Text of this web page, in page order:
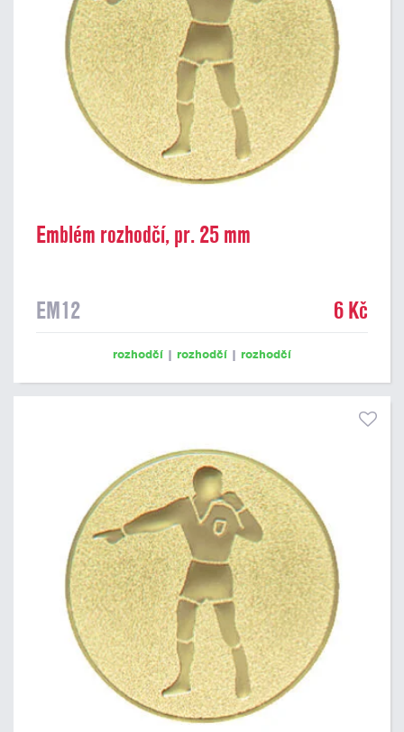
Emblém rozhodčí, pr. 25 mm
EM12 6 Kč
rozhodčí | rozhodčí | rozhodčí